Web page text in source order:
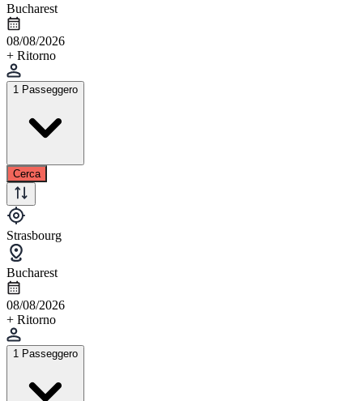
Bucharest
08/08/2026
+ Ritorno
1 Passeggero
Cerca
Strasbourg
Bucharest
08/08/2026
+ Ritorno
1 Passeggero